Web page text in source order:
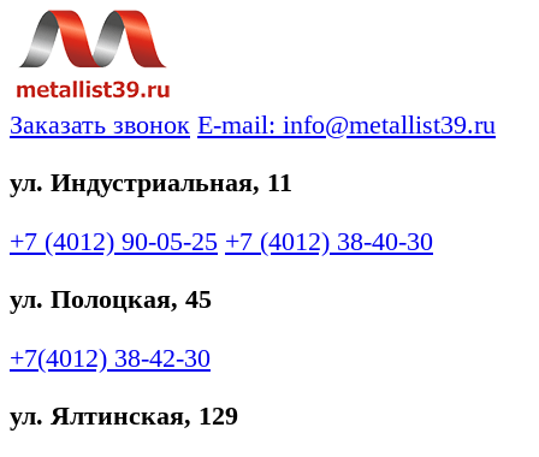
Заказать звонок E-mail: info@metallist39.ru
ул. Индустриальная, 11
+7 (4012) 90-05-25 +7 (4012) 38-40-30
ул. Полоцкая, 45
+7(4012) 38-42-30
ул. Ялтинская, 129